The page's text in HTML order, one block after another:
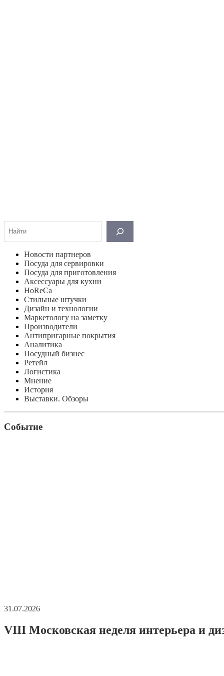
Новости партнеров
Посуда для сервировки
Посуда для приготовления
Аксессуары для кухни
HoReCa
Стильные штучки
Дизайн и технологии
Маркетологу на заметку
Производители
Антипригарные покрытия
Аналитика
Посудный бизнес
Ретейл
Логистика
Мнение
История
Выставки. Обзоры
Событие
31.07.2026
VIII Московская неделя интерьера и